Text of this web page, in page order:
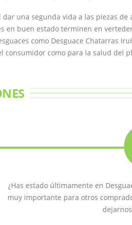
dar una segunda vida a las piezas de
en buen estado terminen en
como Desguace Chatarras
consumidor como para la salud del
¿Has estado últimamente en
muy importante para otros